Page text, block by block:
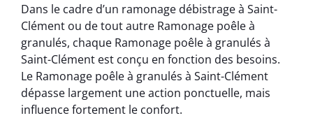
Dans le cadre d’un ramonage débistrage à Saint-
Clément ou de tout autre Ramonage poêle à
granulés, chaque Ramonage poêle à granulés à
Saint-Clément est conçu en fonction des besoins.
Le Ramonage poêle à granulés à Saint-Clément
dépasse largement une action ponctuelle, mais
influence fortement le confort.